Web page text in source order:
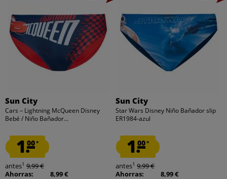
Sun City
Cars – Lightning McQueen Disney
Bebé / Niño Bañador...
1.00*
antes1 9,99 €
Ahorras:
8,99 €
Sun City
Star Wars Disney Niño Bañador slip
ER1984-azul
1.00*
antes1 9,99 €
Ahorras:
8,99 €